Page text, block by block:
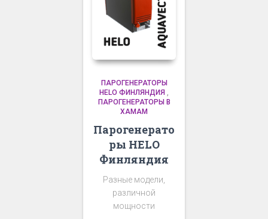
ПАРОГЕНЕРАТОРЫ
HELO ФИНЛЯНДИЯ
ПАРОГЕНЕРАТОРЫ В
ХАМАМ
Парогенерато
ры HELO
Финляндия
Разные модели,
различной
мощности